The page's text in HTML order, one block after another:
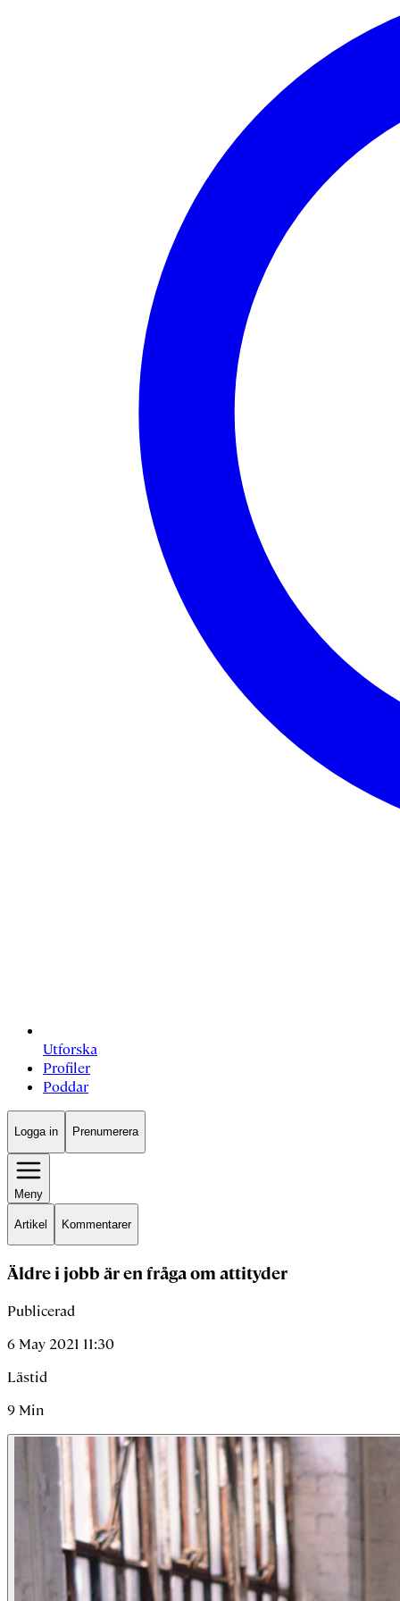
Utforska
Profiler
Poddar
Logga in Prenumerera
Meny
Artikel Kommentarer
Äldre i jobb är en fråga om attityder
Publicerad
6 May 2021 11:30
Lästid
9 Min